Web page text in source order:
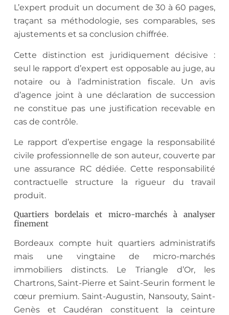
L’expert produit un document de 30 à 60 pages,
traçant sa méthodologie, ses comparables, ses
ajustements et sa conclusion chiffrée.
Cette distinction est juridiquement décisive :
seul le rapport d’expert est opposable au juge, au
notaire ou à l’administration fiscale. Un avis
d’agence joint à une déclaration de succession
ne constitue pas une justification recevable en
cas de contrôle.
Le rapport d’expertise engage la responsabilité
civile professionnelle de son auteur, couverte par
une assurance RC dédiée. Cette responsabilité
contractuelle structure la rigueur du travail
produit.
Quartiers bordelais et micro-marchés à analyser
finement
Bordeaux compte huit quartiers administratifs
mais une vingtaine de micro-marchés
immobiliers distincts. Le Triangle d’Or, les
Chartrons, Saint-Pierre et Saint-Seurin forment le
cœur premium. Saint-Augustin, Nansouty, Saint-
Genès et Caudéran constituent la ceinture